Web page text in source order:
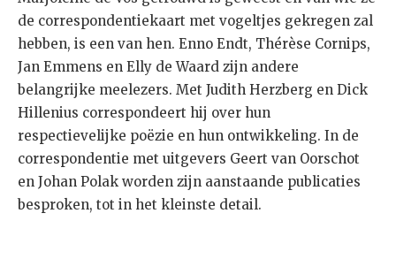
de correspondentiekaart met vogeltjes gekregen zal
hebben, is een van hen. Enno Endt, Thérèse Cornips,
Jan Emmens en Elly de Waard zijn andere
belangrijke meelezers. Met Judith Herzberg en Dick
Hillenius correspondeert hij over hun
respectievelijke poëzie en hun ontwikkeling. In de
correspondentie met uitgevers Geert van Oorschot
en Johan Polak worden zijn aanstaande publicaties
besproken, tot in het kleinste detail.